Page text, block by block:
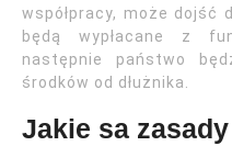
współpracy, może
będą wypłacane z
następnie państwo
środków od dłużnika.
Jakie sa